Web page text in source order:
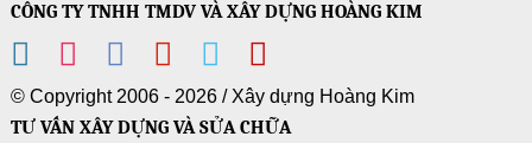
CÔNG TY TNHH TMDV VÀ XÂY DỰNG HOÀNG KIM
© Copyright 2006 - 2026 / Xây dựng Hoàng Kim
TƯ VẤN XÂY DỰNG VÀ SỬA CHỮA